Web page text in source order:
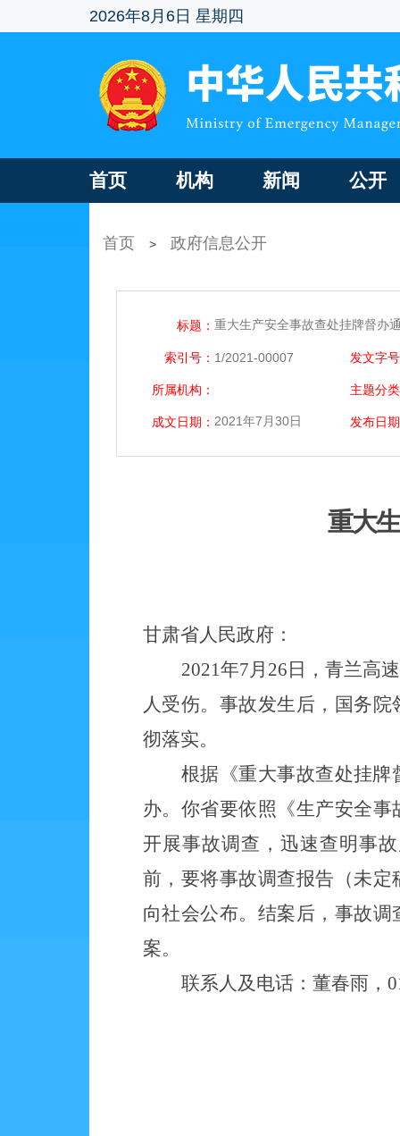
2026年8月6日 星期四
首页 机构 新闻 公开
首页 > 政府信息公开
标题： 重大生产安全事故查处挂牌督办
索引号： 1/2021-00007 发文字
所属机构： 主题分
成文日期： 2021年7月30日 发布日
重大
甘肃省人民政府：
2021年7月26日，青兰高
人受伤。事故发生后，国务
彻落实。
根据《重大事故查处挂
办。你省要依照《生产安全
开展事故调查，迅速查明事
前，要将事故调查报告（未
向社会公布。结案后，事故
案。
联系人及电话：董春雨，